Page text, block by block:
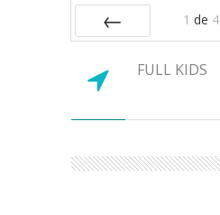
1 de 4
FULL KIDS